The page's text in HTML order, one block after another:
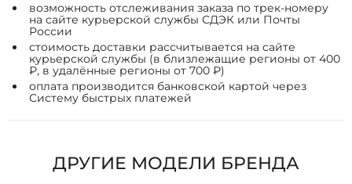
возможность отслеживания заказа по трек-номеру
на сайте курьерской службы СДЭК или Почты
России
стоимость доставки рассчитывается на сайте
курьерской службы (в близлежащие регионы от 400
₽, в удалённые регионы от 700 ₽)
оплата производится банковской картой через
Систему быстрых платежей
ДРУГИЕ МОДЕЛИ БРЕНДА